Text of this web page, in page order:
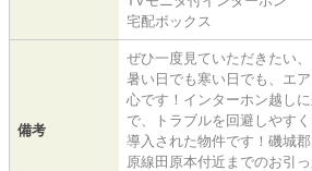
宅配ボックス
備考
ぜひ一度見ていただきたい
暑い日でも寒い日でも、エ
心です！インターホン越し
で、トラブルを回避しやす
導入された物件です！磯城
原線田原本付近までのお引